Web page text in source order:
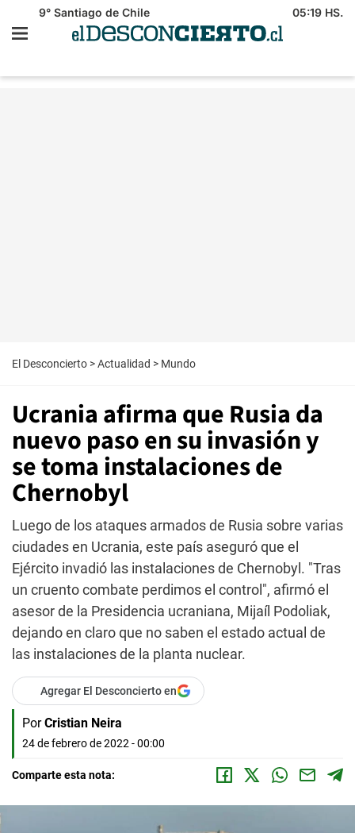
9° Santiago de Chile 05:19 HS.
El Desconcierto >Actualidad > Mundo
Ucrania afirma que Rusia da
nuevo paso en su invasión y
se toma instalaciones de
Chernobyl
Luego de los ataques armados de Rusia sobre varias
ciudades en Ucrania, este país aseguró que el
Ejército invadió las instalaciones de Chernobyl. "Tras
un cruento combate perdimos el control", afirmó el
asesor de la Presidencia ucraniana, Mijaíl Podoliak,
dejando en claro que no saben el estado actual de
las instalaciones de la planta nuclear.
Agregar El Desconcierto en
Por Cristian Neira
24 de febrero de 2022 - 00:00
Comparte esta nota: